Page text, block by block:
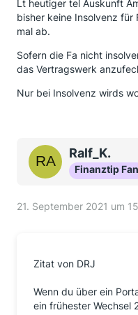
Lt heutiger tel Auskunft
bisher keine Insolvenz
mal ab.
Sofern die Fa nicht
das Vertragswerk
Nur bei Insolvenz wirds
Ralf_K.
Finanztip Fan
21. September 2021 um
Zitat von DRJ
Wenn du über ein
ein frühester Wechsel